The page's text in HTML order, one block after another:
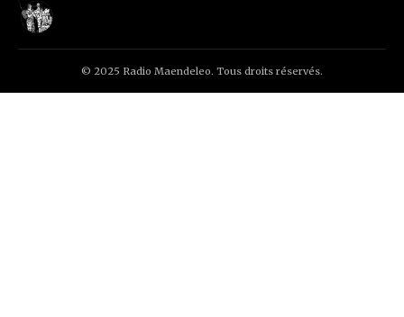
© 2025 Radio Maendeleo. Tous droits réservés.